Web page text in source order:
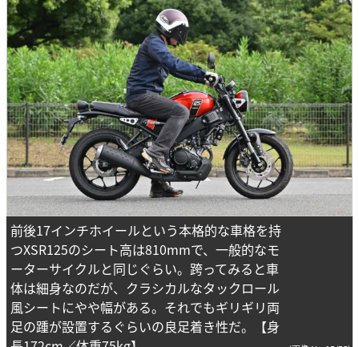
前後17インチホイールという本格的な車格を持
つXSR125のシート高は810mmで、一般的なモ
ーターサイクルと同じぐらい。跨ってみると車
体は細身なのだが、クラシカルなタックロール
風シートにやや幅がある。それでもギリギリ両
足の踵が設置するぐらいの良足着き性だ。【身